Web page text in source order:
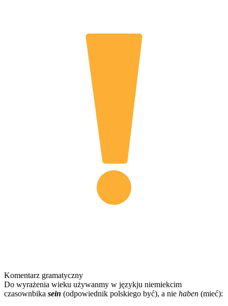
Komentarz gramatyczny
Do wyrażenia wieku używanmy w językju niemiekcim
czasownbika sein (odpowiednik polskiego być), a nie haben (mieć):